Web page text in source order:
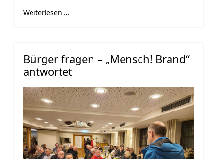
Weiterlesen …
Bürger fragen – „Mensch! Brand“
antwortet